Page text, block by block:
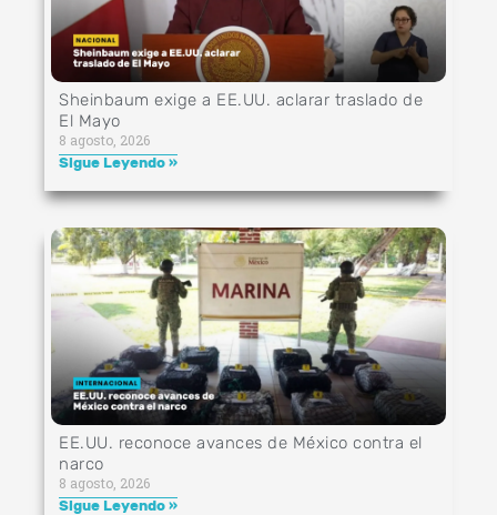
Sheinbaum exige a EE.UU. aclarar traslado de
El Mayo
8 agosto, 2026
Sigue Leyendo »
EE.UU. reconoce avances de México contra el
narco
8 agosto, 2026
Sigue Leyendo »